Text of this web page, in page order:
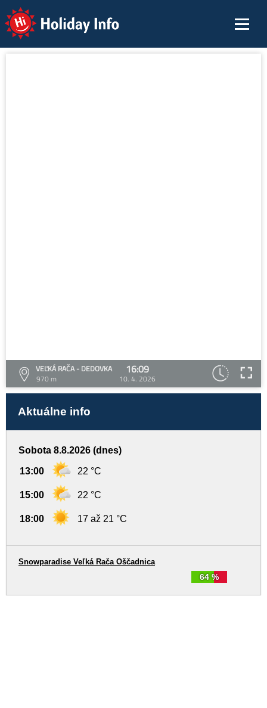
Holiday Info
VEĽKÁ RAČA - DEDOVKA
970 m
16:09
10. 4. 2026
Aktuálne info
Sobota 8.8.2026 (dnes)
13:00 22 °C
15:00 22 °C
18:00 17 až 21 °C
64 %
Snowparadise Veľká Rača Oščadnica